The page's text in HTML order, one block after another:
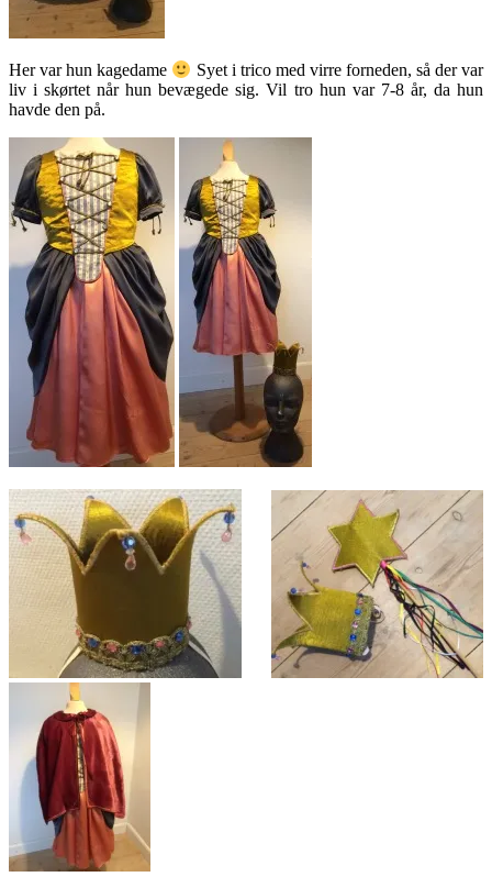
Her var hun kagedame
Syet i trico med virre forneden, så der var
liv i skørtet når hun bevægede sig. Vil tro hun var 7-8 år, da hun
havde den på.